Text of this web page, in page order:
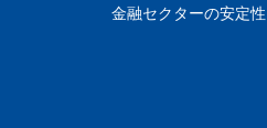
金融セクターの安定性